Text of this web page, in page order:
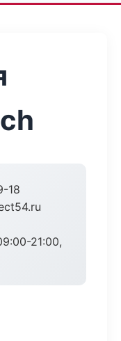
18
21:00,